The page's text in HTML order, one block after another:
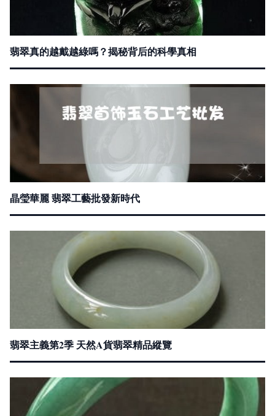
翡翠真的越戴越綠嗎？揭秘背后的科學真相
晶瑩華麗 翡翠工藝批發新時代
翡翠主義第2季 天然A貨翡翠精品縱覽